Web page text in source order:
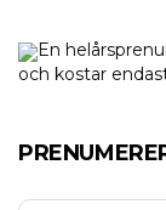
En
och kostar